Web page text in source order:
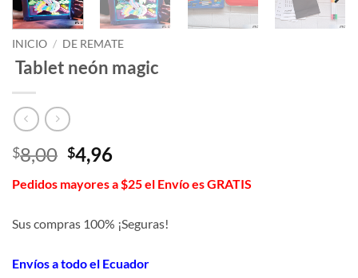
INICIO / DE REMATE
Tablet neón magic
$8,00 El
precio
original
$8,00.
$4,96El
actual
$4,96.
Pedidos mayores a $25 el Envío es GRATIS
Sus compras 100% ¡Seguras!
Envíos a todo el Ecuador